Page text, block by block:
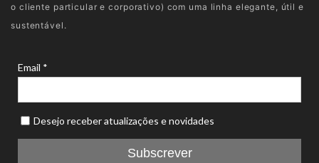
o cliente particular e corporativo) com uma linha elegante, útil e
sustentável.